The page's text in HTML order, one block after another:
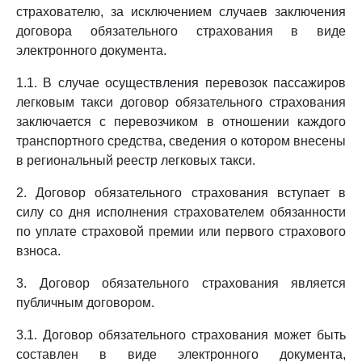
страхователю, за исключением случаев заключения
договора обязательного страхования в виде
электронного документа.
1.1. В случае осуществления перевозок пассажиров
легковым такси договор обязательного страхования
заключается с перевозчиком в отношении каждого
транспортного средства, сведения о котором внесены
в региональный реестр легковых такси.
2. Договор обязательного страхования вступает в
силу со дня исполнения страхователем обязанности
по уплате страховой премии или первого страхового
взноса.
3. Договор обязательного страхования является
публичным договором.
3.1. Договор обязательного страхования может быть
составлен в виде электронного документа,